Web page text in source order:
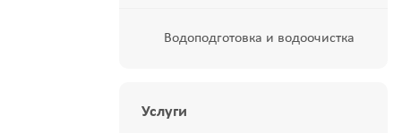
Водоподготовка и водоочистка
Услуги